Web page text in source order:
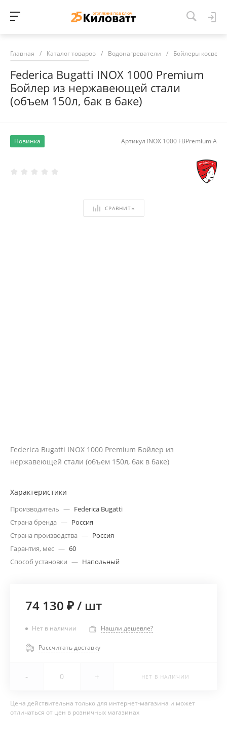
Главная / Каталог товаров / Водонагреватели / Бойлеры
Federica Bugatti INOX 1000 Premium
Бойлер из нержавеющей стали
(объем 150л, бак в баке)
Новинка Артикул INOX 1000 FBPremium А
СРАВНИТЬ
Federica Bugatti INOX 1000 Premium Бойлер из
нержавеющей стали (объем 150л, бак в баке)
Характеристики
Производитель — Federica Bugatti
Страна бренда — Россия
Страна производства — Россия
Гарантия, мес — 60
Способ установки — Напольный
74 130 ₽/ шт
Нет в наличии Нашли дешевле?
Рассчитать доставку
- + НЕТ В НАЛИЧИИ
Цена действительна только для интернет-магазина и может
отличаться от цен в розничных магазинах